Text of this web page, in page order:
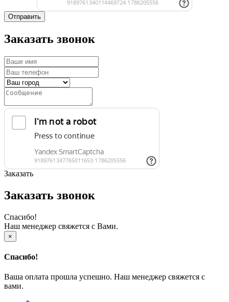
Отправить
Заказать звонок
Заказать
Заказать звонок
Спасибо!
Наш менеджер свяжется с Вами.
×
Спасибо!
Ваша оплата прошла успешно. Наш менеджер свяжется с
вами.